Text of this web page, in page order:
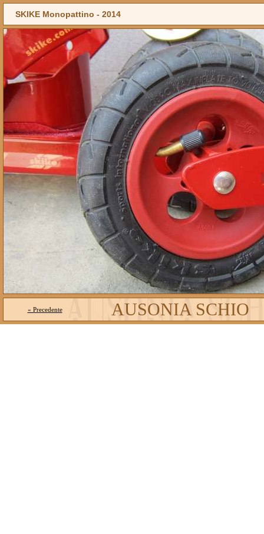
SKIKE Monopattino - 2014
« Precedente AUSONIA SCHIO